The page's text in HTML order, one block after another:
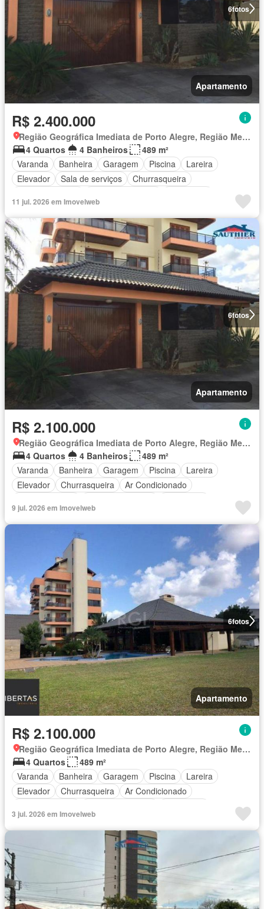
6fotos
Apartamento
R$ 2.400.000
Região Geográfica Imediata de Porto Alegre, Região Metropolitana de Porto Alegre
4 Quartos
4 Banheiros
489 m²
Varanda
Banheira Garagem Piscina
Lareira
Elevador
Sala de serviços
Churrasqueira
11 jul. 2026 em Imovelweb
6fotos
Apartamento
R$ 2.100.000
Região Geográfica Imediata de Porto Alegre, Região Metropolitana de Porto Alegre
4 Quartos
4 Banheiros
489 m²
Varanda
Banheira Garagem Piscina
Lareira
Elevador
Churrasqueira
Ar Condicionado
Totalmente mobiliado
9 jul. 2026 em Imovelweb
6fotos
Apartamento
R$ 2.100.000
Região Geográfica Imediata de Porto Alegre, Região Metropolitana de Porto Alegre
4 Quartos
489 m²
Varanda
Banheira Garagem Piscina
Lareira
Elevador
Churrasqueira
Ar Condicionado
Totalmente mobiliado
3 jul. 2026 em Imovelweb